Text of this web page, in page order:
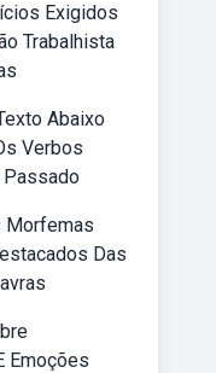
Exigidos
Trabalhista
Abaixo
Verbos
Morfemas
Das
Emoções